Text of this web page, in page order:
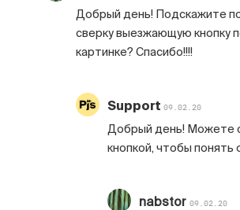
Добрый день! Подскажите
сверку выезжающую кнопку
картинке? Спасибо!!!!
Support09.02.20
Добрый день! Можете
кнопкой, чтобы понять
nabstor09.02.20